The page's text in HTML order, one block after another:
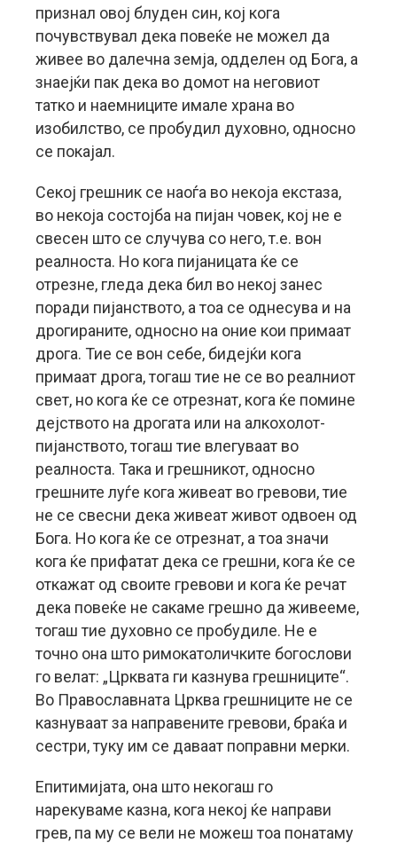
признал овој блуден син, кој кога
почувствувал дека повеќе не можел да
живее во далечна земја, одделен од Бога, а
знаејќи пак дека во домот на неговиот
татко и наемниците имале храна во
изобилство, се пробудил духовно, односно
се покајал.
Секој грешник се наоѓа во некоја екстаза,
во некоја состојба на пијан човек, кој не е
свесен што се случува со него, т.е. вон
реалноста. Но кога пијаницата ќе се
отрезне, гледа дека бил во некој занес
поради пијанството, а тоа се однесува и на
дрогираните, односно на оние кои примаат
дрога. Тие се вон себе, бидејќи кога
примаат дрога, тогаш тие не се во реалниот
свет, но кога ќе се отрезнат, кога ќе помине
дејството на дрогата или на алкохолот-
пијанството, тогаш тие влегуваат во
реалноста. Така и грешникот, односно
грешните луѓе кога живеат во гревови, тие
не се свесни дека живеат живот одвоен од
Бога. Но кога ќе се отрезнат, а тоа значи
кога ќе прифатат дека се грешни, кога ќе се
откажат од своите гревови и кога ќе речат
дека повеќе не сакаме грешно да живееме,
тогаш тие духовно се пробудиле. Не е
точно она што римокатоличките богослови
го велат: „Црквата ги казнува грешниците“.
Во Православната Црква грешниците не се
казнуваат за направените гревови, браќа и
сестри, туку им се даваат поправни мерки.
Епитимијата, она што некогаш го
нарекуваме казна, кога некој ќе направи
грев, па му се вели не можеш тоа понатаму